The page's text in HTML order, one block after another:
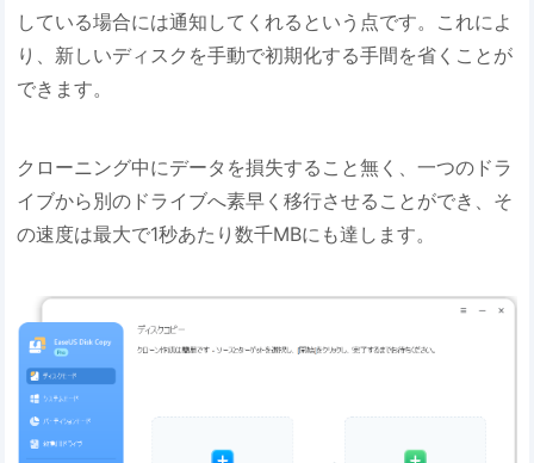
している場合には通知してくれるという点です。これによ
り、新しいディスクを手動で初期化する手間を省くことが
できます。
クローニング中にデータを損失すること無く、一つのドラ
イブから別のドライブへ素早く移行させることができ、そ
の速度は最大で1秒あたり数千MBにも達します。